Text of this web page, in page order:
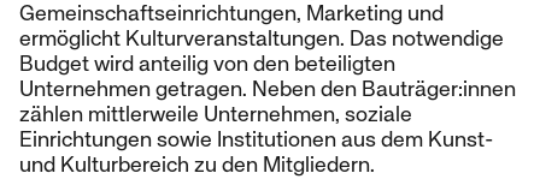
Gemeinschaftseinrichtungen, Marketing und
ermöglicht Kulturveranstaltungen. Das notwendige
Budget wird anteilig von den beteiligten
Unternehmen getragen. Neben den Bauträger:innen
zählen mittlerweile Unternehmen, soziale
Einrichtungen sowie Institutionen aus dem Kunst-
und Kulturbereich zu den Mitgliedern.